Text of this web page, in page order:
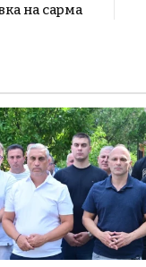
на сарма